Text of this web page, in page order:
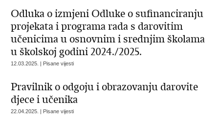
Odluka o izmjeni Odluke o sufinanciranju
projekata i programa rada s darovitim
učenicima u osnovnim i srednjim školama
u školskoj godini 2024./2025.
12.03.2025. | Pisane vijesti
Pravilnik o odgoju i obrazovanju darovite
djece i učenika
22.04.2025. | Pisane vijesti